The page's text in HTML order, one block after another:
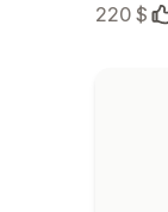
220 $